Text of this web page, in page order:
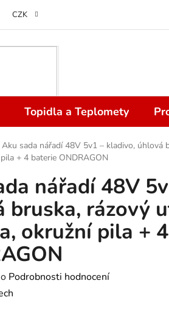
Odstoupení od kupní smlouvy do 14 dní
CZK
Topidla a Teplomety
Aku sada nářadí 48V 5v1 – kladivo, úhlová
+ 4 baterie ONDRAGON
nářadí 48V
bruska, rázový
okružní pila +
Podrobnosti hodnocení